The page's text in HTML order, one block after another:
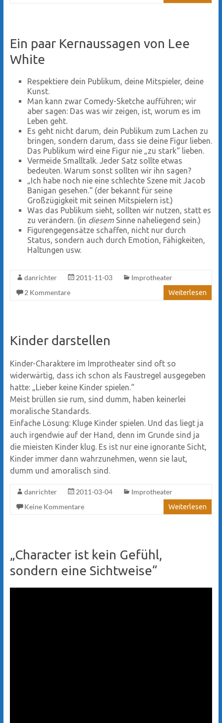
Ein paar Kernaussagen von Lee
White
Respektiere dein Publikum, deine Mitspieler, deine
Kunst.
Man kann zwar Comedy-Sketche aufführen; wir
aber sagen: Das was wir zeigen, ist, worum es im
Leben geht.
Es geht nicht darum, dein Publikum zum Lachen zu
bringen, sondern darum, dass sie deine Figur lieben.
Das Publikum wird eine Figur nie „zu stark“ lieben.
Vermeide Smalltalk. Jeder Satz sollte etwas
bedeuten. Warum sonst sollten wir ihn sagen?
„Ich habe noch nie eine schlechte Szene mit Jacob
Banigan gesehen.“ (der bekannt für seine
Großzügigkeit mit seinen Mitspielern ist.)
Was das Publikum sieht, sollten wir nutzen, statt es
zu verändern. (in diesem Sinne naheliegend sein.)
Figurengegensätze schaffen, nicht nur durch
Status, sondern auch durch Emotion, Fähigkeiten,
Haltungen usw.
danrichter 2011-11-03
Improtheater
2 Kommentare
Weiterlesen
Kinder darstellen
Kinder-Charaktere im Improtheater sind oft so
widerwärtig, dass ich schon als Faustregel ausgegeben
hatte: „Lieber keine Kinder spielen.“
Meist brüllen sie rum, sind dumm, haben keinerlei
moralische Standards.
Einfache Lösung: Kluge Kinder spielen. Und das liegt ja
auch irgendwie auf der Hand, denn im Grunde sind ja
die mieisten Kinder klug. Es ist nur eine ignorante Sicht,
Kinder immer dann wahrzunehmen, wenn sie laut,
dumm und amoralisch sind.
danrichter 2011-03-04
Improtheater
Keine Kommentare
Weiterlesen
„Character ist kein Gefühl,
sondern eine Sichtweise“